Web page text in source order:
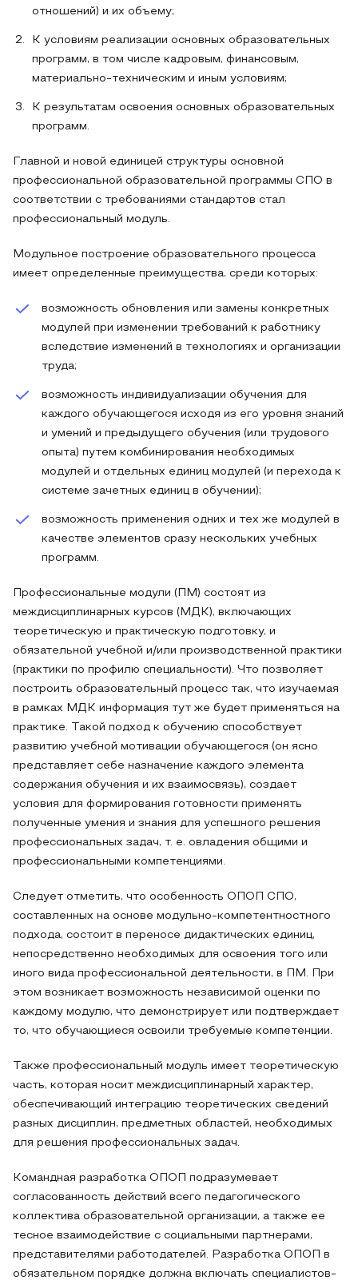
отношений) и их объему;
К условиям реализации основных образовательных
программ, в том числе кадровым, финансовым,
материально-техническим и иным условиям;
К результатам освоения основных образовательных
программ.
Главной и новой единицей структуры основной
профессиональной образовательной программы СПО в
соответствии с требованиями стандартов стал
профессиональный модуль.
Модульное построение образовательного процесса
имеет определенные преимущества, среди которых:
возможность обновления или замены конкретных
модулей при изменении требований к работнику
вследствие изменений в технологиях и организации
труда;
возможность индивидуализации обучения для
каждого обучающегося исходя из его уровня знаний
и умений и предыдущего обучения (или трудового
опыта) путем комбинирования необходимых
модулей и отдельных единиц модулей (и перехода к
системе зачетных единиц в обучении);
возможность применения одних и тех же модулей в
качестве элементов сразу нескольких учебных
программ.
Профессиональные модули (ПМ) состоят из
междисциплинарных курсов (МДК), включающих
теоретическую и практическую подготовку, и
обязательной учебной и/или производственной практики
(практики по профилю специальности). Что позволяет
построить образовательный процесс так, что изучаемая
в рамках МДК информация тут же будет применяться на
практике. Такой подход к обучению способствует
развитию учебной мотивации обучающегося (он ясно
представляет себе назначение каждого элемента
содержания обучения и их взаимосвязь), создает
условия для формирования готовности применять
полученные умения и знания для успешного решения
профессиональных задач, т. е. овладения общими и
профессиональными компетенциями.
Следует отметить, что особенность ОПОП СПО,
составленных на основе модульно-компетентностного
подхода, состоит в переносе дидактических единиц,
непосредственно необходимых для освоения того или
иного вида профессиональной деятельности, в ПМ. При
этом возникает возможность независимой оценки по
каждому модулю, что демонстрирует или подтверждает
то, что обучающиеся освоили требуемые компетенции.
Также профессиональный модуль имеет теоретическую
часть, которая носит междисциплинарный характер,
обеспечивающий интеграцию теоретических сведений
разных дисциплин, предметных областей, необходимых
для решения профессиональных задач.
Командная разработка ОПОП подразумевает
согласованность действий всего педагогического
коллектива образовательной организации, а также ее
тесное взаимодействие с социальными партнерами,
представителями работодателей. Разработка ОПОП в
обязательном порядке должна включать специалистов-